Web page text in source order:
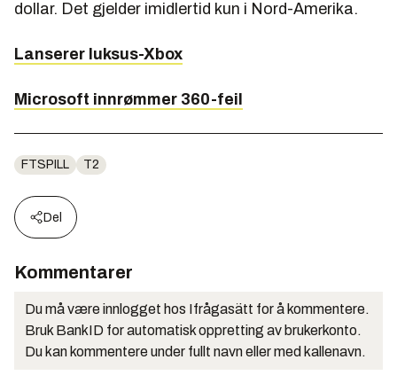
dollar. Det gjelder imidlertid kun i Nord-Amerika.
Lanserer luksus-Xbox
Microsoft innrømmer 360-feil
FTSPILL T2
Del
Kommentarer
Du må være innlogget hos Ifrågasätt for å kommentere.
Bruk BankID for automatisk oppretting av brukerkonto.
Du kan kommentere under fullt navn eller med kallenavn.